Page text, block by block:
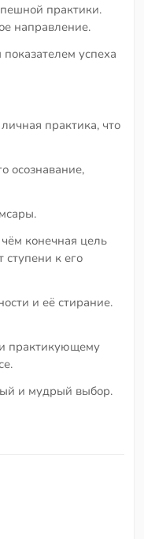
практики.
направление.
успеха
практика, что
осознавание,
конечная цель
ступени к его
и её стирание.
практикующему
и мудрый выбор.